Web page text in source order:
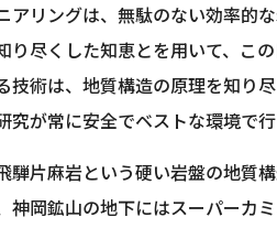
アリングは、無駄のない効率的
り尽くした知恵とを用いて、こ
技術は、地質構造の原理を知り
究が常に安全でベストな環境で行
騨片麻岩という硬い岩盤の地質
神岡鉱山の地下にはスーパーカ